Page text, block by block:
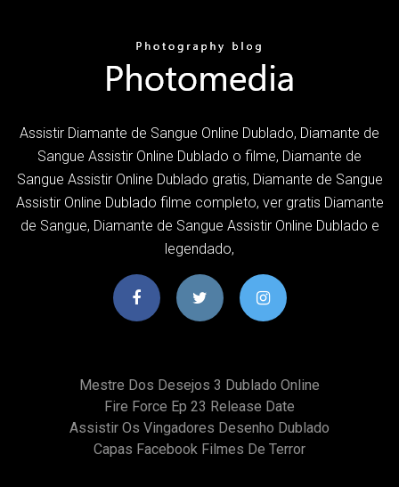
Assistir Diamante de Sangue Online Dublado, Diamante de
Sangue Assistir Online Dublado o filme, Diamante de
Sangue Assistir Online Dublado gratis, Diamante de Sangue
Assistir Online Dublado filme completo, ver gratis Diamante
de Sangue, Diamante de Sangue Assistir Online Dublado e
legendado,
Mestre Dos Desejos 3 Dublado Online
Fire Force Ep 23 Release Date
Assistir Os Vingadores Desenho Dublado
Capas Facebook Filmes De Terror